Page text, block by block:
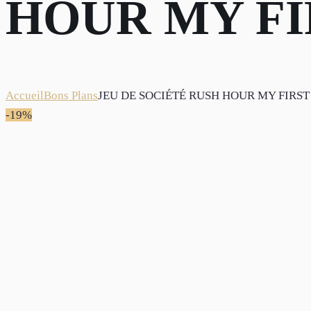
HOUR MY
AccueilBons PlansJEU DE SOCIÉTÉ RUSH HOUR MY FIRST
-19%